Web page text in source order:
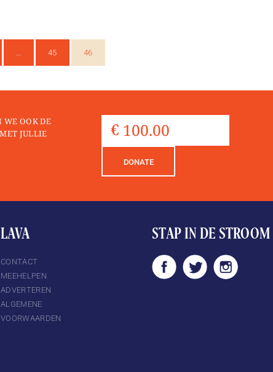
… 45 46
WE OOK DE
JULLIE
DONATE
LAVA
CONTACT
MEEHELPEN
ADVERTEREN
ALGEMENE
VOORWAARDEN
STAP IN DE STROOM